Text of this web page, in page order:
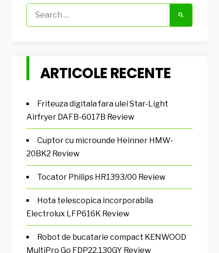
ARTICOLE RECENTE
Friteuza digitala fara ulei Star-Light
Airfryer DAFB-6017B Review
Cuptor cu microunde Heinner HMW-
20BK2 Review
Tocator Philips HR1393/00 Review
Hota telescopica incorporabila
Electrolux LFP616K Review
Robot de bucatarie compact KENWOOD
MultiPro Go FDP22.130GY Review